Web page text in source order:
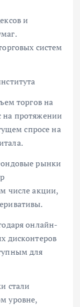
и
систем
торгов на
на протяжении
спросе на
рынки
числе акции,
онлайн-
дисконтеров
для
стали
уровне,